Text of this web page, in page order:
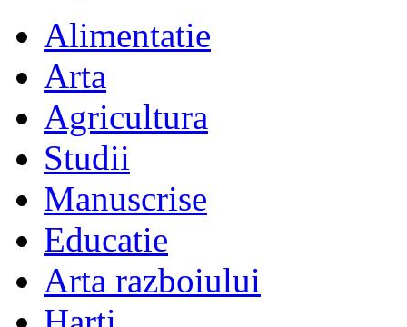
Alimentatie
Arta
Agricultura
Studii
Manuscrise
Educatie
Arta razboiului